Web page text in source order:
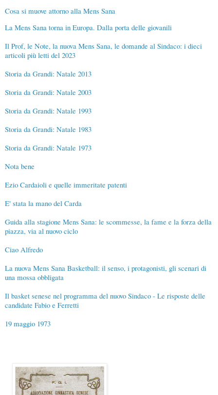
Cosa si muove attorno alla Mens Sana
La Mens Sana torna in Europa. Dalla porta delle giovanili
Il Prof, le Note, la nuova Mens Sana, le domande al Sindaco: i dieci
articoli più letti del 2023
Storia da Grandi: Natale 2013
Storia da Grandi: Natale 2003
Storia da Grandi: Natale 1993
Storia da Grandi: Natale 1983
Storia da Grandi: Natale 1973
Nota bene
Ezio Cardaioli e quelle immeritate patenti
E' stata la mano del Carda
Guida alla stagione Mens Sana: le scommesse, la fame e la forza della
piazza, via al nuovo ciclo
Ciao Alfredo
La nuova Mens Sana Basketball: il senso, i protagonisti, gli scenari di
una mossa obbligata
Il basket senese nel programma del nuovo Sindaco - Le risposte delle
candidate Fabio e Ferretti
19 maggio 1973